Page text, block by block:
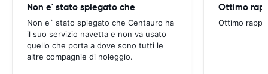
Non e` stato spiegato che
Non e` stato spiegato che Centauro ha
il suo servizio navetta e non va usato
quello che porta a dove sono tutti le
altre compagnie di noleggio.
Ottimo
Ottimo